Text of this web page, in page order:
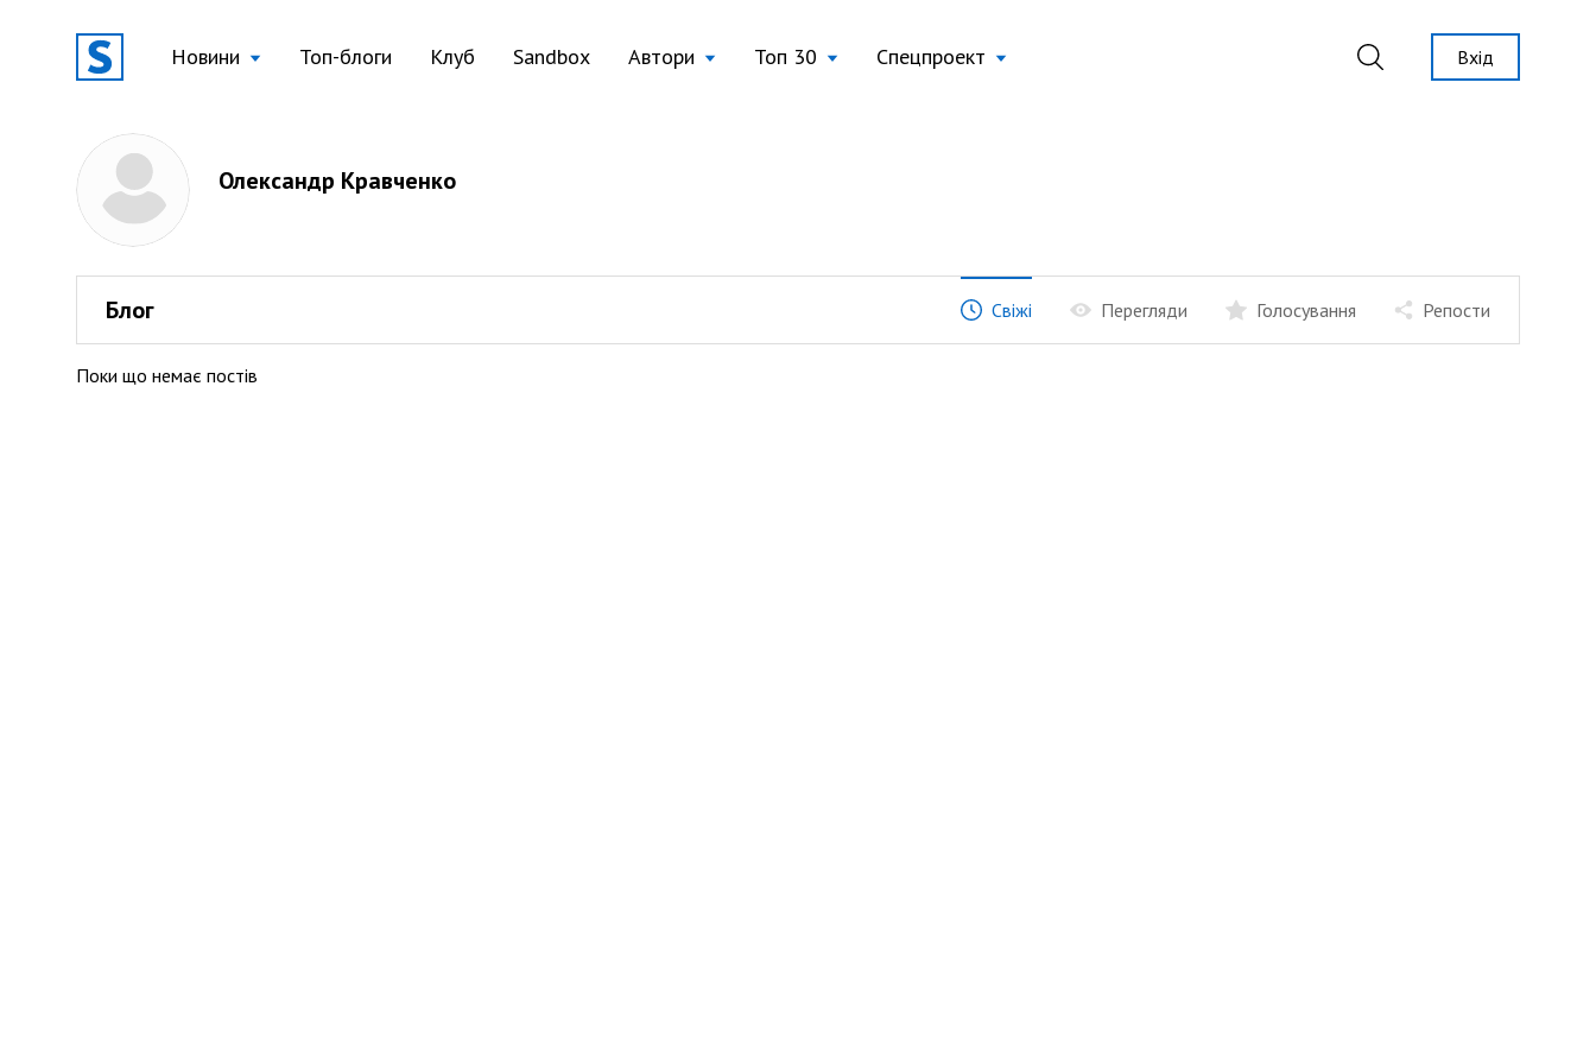
Новини Топ-блоги Клуб Sandbox Автори Топ 30 Спецпроект Вхід
Олександр Кравченко
Блог Свіжі Перегляди Голосування Репости
Поки що немає постів